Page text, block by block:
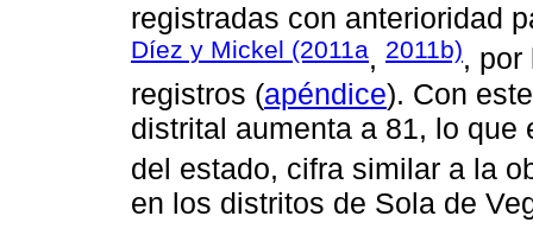
registradas con anterioridad
Díez y Mickel (2011a, 2011b), por
registros (apéndice). Con
distrital aumenta a 81, lo que
del estado, cifra similar a la
en los distritos de Sola de